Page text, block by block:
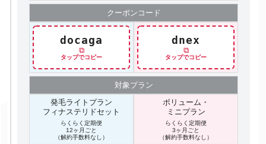
クーポン コード
docaga
⧉
タップでコピー
dnex
⧉
タップでコピー
対象プラン
発毛ライトプラン
フィナステリドセット
らくらく定期便
12ヶ月ごと
（解約手数料なし）
ボリューム・
ミニプラン
らくらく定期便
3ヶ月ごと
（解約手数料なし）